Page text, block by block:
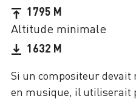
Si un compositeur devait
en musique, il utiliserait
1795 M
Altitude minimale
1632 M